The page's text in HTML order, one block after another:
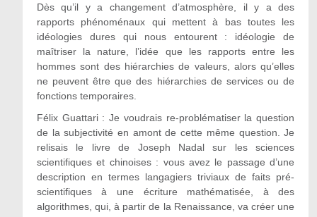
Dès qu’il y a changement d’atmosphère, il y a des
rapports phénoménaux qui mettent à bas toutes les
idéologies dures qui nous entourent : idéologie de
maîtriser la nature, l’idée que les rapports entre les
hommes sont des hiérarchies de valeurs, alors qu’elles
ne peuvent être que des hiérarchies de services ou de
fonctions temporaires.
Félix Guattari : Je voudrais re-problématiser la question
de la subjectivité en amont de cette même question. Je
relisais le livre de Joseph Nadal sur les sciences
scientifiques et chinoises : vous avez le passage d’une
description en termes langagiers triviaux de faits pré-
scientifiques à une écriture mathématisée, à des
algorithmes, qui, à partir de la Renaissance, va créer une